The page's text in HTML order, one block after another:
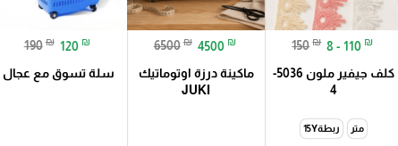
150 ₪ 8 - 110 ₪
كلف جيفير ملون 5036-
4
متر ربطة15Y
6500 ₪ 4500 ₪
ماكينة درزة اوتوماتيك
JUKI
190 ₪ 120 ₪
سلة تسوق مع عجال